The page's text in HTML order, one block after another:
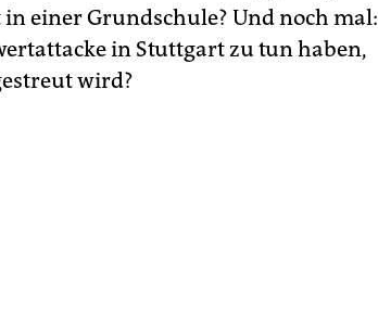
einer Grundschule? Und noch mal:
in Stuttgart zu tun haben,
wird?